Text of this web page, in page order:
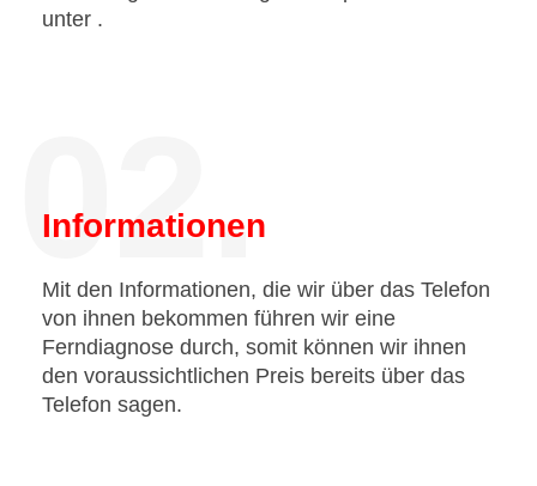
unter .
02.
Informationen
Mit den Informationen, die wir über das Telefon
von ihnen bekommen führen wir eine
Ferndiagnose durch, somit können wir ihnen
den voraussichtlichen Preis bereits über das
Telefon sagen.